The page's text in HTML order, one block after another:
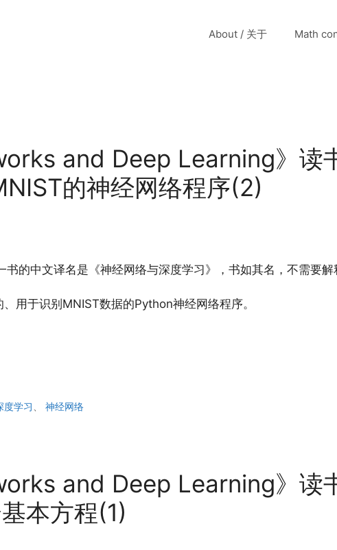
About / 关于 Math
and Deep Learning》读
的神经网络程序(2)
书的中文译名是《神经网络与深度学习》，书如其名，不需要解
用于识别MNIST数据的Python神经网络程序。
度学习 、神经网络
and Deep Learning》读
本方程(1)